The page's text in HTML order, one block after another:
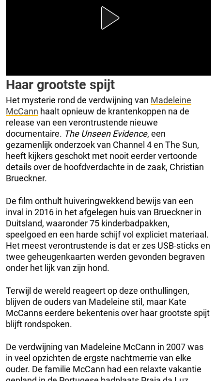
Haar grootste spijt
Het mysterie rond de verdwijning van Madeleine
McCann haalt opnieuw de krantenkoppen na de
release van een verontrustende nieuwe
documentaire. The Unseen Evidence, een
gezamenlijk onderzoek van Channel 4 en The Sun,
heeft kijkers geschokt met nooit eerder vertoonde
details over de hoofdverdachte in de zaak, Christian
Brueckner.
De film onthult huiveringwekkend bewijs van een
inval in 2016 in het afgelegen huis van Brueckner in
Duitsland, waaronder 75 kinderbadpakken,
speelgoed en een harde schijf vol expliciet materiaal.
Het meest verontrustende is dat er zes USB-sticks en
twee geheugenkaarten werden gevonden begraven
onder het lijk van zijn hond.
Terwijl de wereld reageert op deze onthullingen,
blijven de ouders van Madeleine stil, maar Kate
McCanns eerdere bekentenis over haar grootste spijt
blijft rondspoken.
De verdwijning van Madeleine McCann in 2007 was
in veel opzichten de ergste nachtmerrie van elke
ouder. De familie McCann had een relaxte vakantie